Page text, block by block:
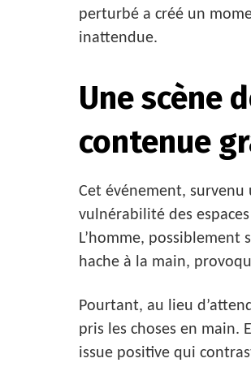
perturbé a créé un
inattendue.
Une scène
contenue
Cet événement,
vulnérabilité des
L’homme, possiblement
hache à la main,
Pourtant, au lieu
pris les choses en main.
issue positive qui